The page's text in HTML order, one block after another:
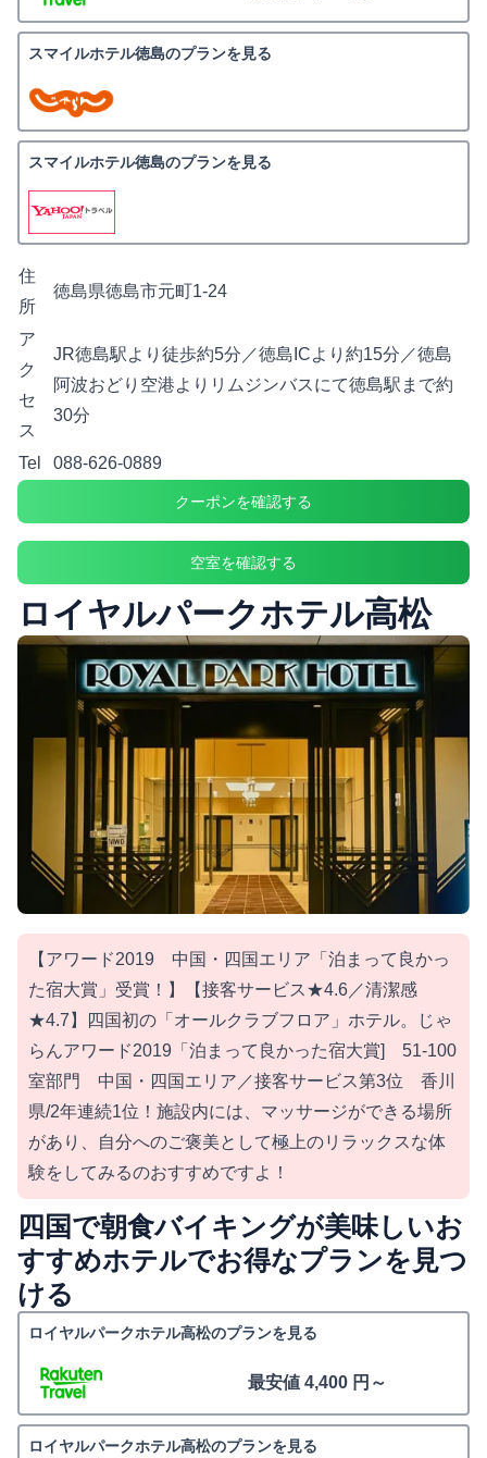
スマイルホテル徳島のプランを見る
スマイルホテル徳島のプランを見る
住
所
徳島県徳島市元町1-24
ア
ク
セ
ス
JR徳島駅より徒歩約5分／徳島ICより約15分／徳島
阿波おどり空港よりリムジンバスにて徳島駅まで約
30分
Tel 088-626-0889
クーポンを確認する
空室を確認する
ロイヤルパークホテル高松
【アワード2019 中国・四国エリア「泊まって良かっ
た宿大賞」受賞！】【接客サービス★4.6／清潔感
★4.7】四国初の「オールクラブフロア」ホテル。じゃ
らんアワード2019「泊まって良かった宿大賞] 51-100
室部門 中国・四国エリア／接客サービス第3位 香川
県/2年連続1位！施設内には、マッサージができる場所
があり、自分へのご褒美として極上のリラックスな体
験をしてみるのおすすめですよ！
四国で朝食バイキングが美味しいお
すすめホテルでお得なプランを見つ
ける
ロイヤルパークホテル高松のプランを見る
最安値 4,400 円～
ロイヤルパークホテル高松のプランを見る